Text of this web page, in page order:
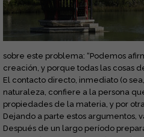
sobre este problema: “Podemos
creación, y porque todas las cosas
El contacto directo, inmediato (o
naturaleza, confiere a la persona
propiedades de la materia, y por
Dejando a parte estos argumentos,
Después de un largo período